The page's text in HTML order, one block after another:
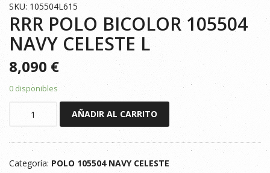
SKU: 105504L615
RRR POLO BICOLOR 105504
NAVY CELESTE L
8,090 €
0 disponibles
BICOLOR
105504
NAVY
AÑADIR AL CARRITO
Categoría: POLO 105504 NAVY CELESTE